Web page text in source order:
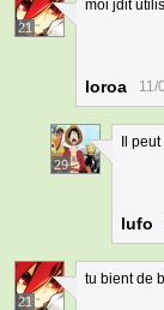
21
moi jdit
loroa 11/
29
Il
lufo
21
tu bient de